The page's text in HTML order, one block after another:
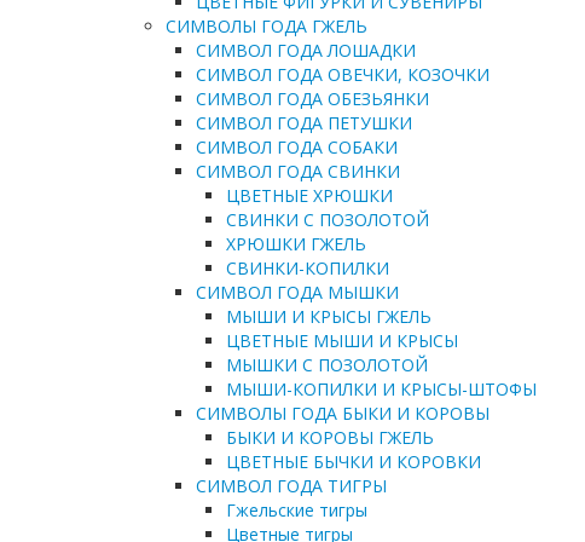
СИМВОЛЫ ГОДА ГЖЕЛЬ
СИМВОЛ ГОДА ЛОШАДКИ
СИМВОЛ ГОДА ОВЕЧКИ, КОЗОЧКИ
СИМВОЛ ГОДА ОБЕЗЬЯНКИ
СИМВОЛ ГОДА ПЕТУШКИ
СИМВОЛ ГОДА СОБАКИ
СИМВОЛ ГОДА СВИНКИ
ЦВЕТНЫЕ ХРЮШКИ
СВИНКИ С ПОЗОЛОТОЙ
ХРЮШКИ ГЖЕЛЬ
СВИНКИ-КОПИЛКИ
СИМВОЛ ГОДА МЫШКИ
МЫШИ И КРЫСЫ ГЖЕЛЬ
ЦВЕТНЫЕ МЫШИ И КРЫСЫ
МЫШКИ С ПОЗОЛОТОЙ
МЫШИ-КОПИЛКИ И КРЫСЫ-ШТОФЫ
СИМВОЛЫ ГОДА БЫКИ И КОРОВЫ
БЫКИ И КОРОВЫ ГЖЕЛЬ
ЦВЕТНЫЕ БЫЧКИ И КОРОВКИ
СИМВОЛ ГОДА ТИГРЫ
Гжельские тигры
Цветные тигры